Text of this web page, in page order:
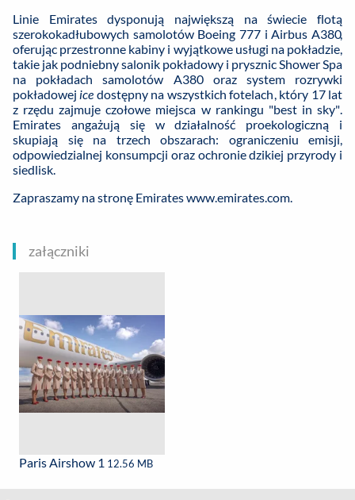
Linie Emirates dysponują największą na świecie flotą
szerokokadłubowych samolotów Boeing 777 i Airbus A380,
oferując przestronne kabiny i wyjątkowe usługi na pokładzie,
takie jak podniebny salonik pokładowy i prysznic Shower Spa
na pokładach samolotów A380 oraz system rozrywki
pokładowej ice dostępny na wszystkich fotelach, który 17 lat
z rzędu zajmuje czołowe miejsca w rankingu "best in sky".
Emirates angażują się w działalność proekologiczną i
skupiają się na trzech obszarach: ograniczeniu emisji,
odpowiedzialnej konsumpcji oraz ochronie dzikiej przyrody i
siedlisk.
Zapraszamy na stronę Emirateswww.emirates.com.
załączniki
Paris Airshow 1 12.56 MB